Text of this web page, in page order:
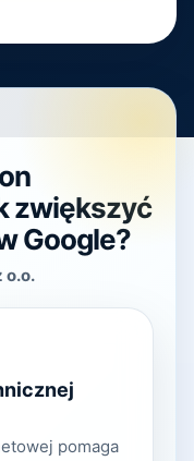
zwiększyć
Google?
o.o.
pomaga